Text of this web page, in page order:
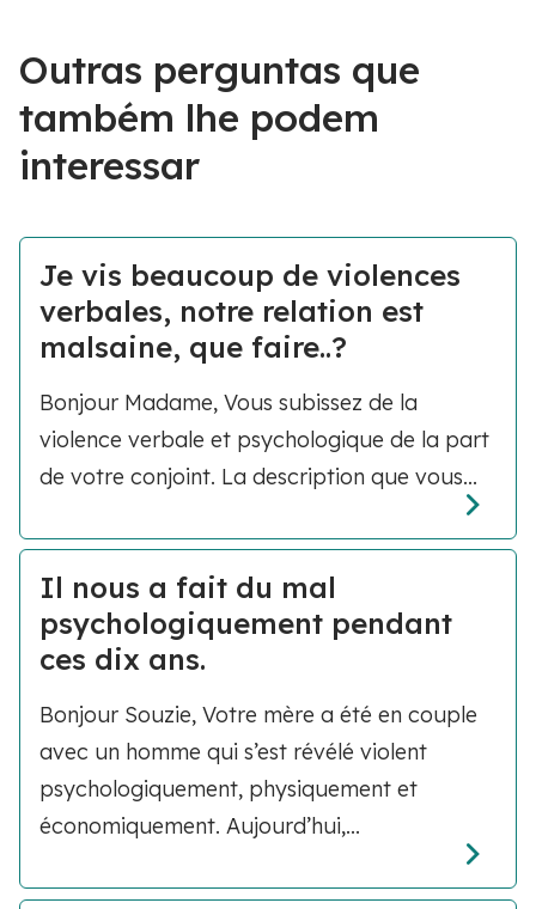
Outras perguntas que
também lhe podem
interessar
Je vis beaucoup de violences
verbales, notre relation est
malsaine, que faire..?
Bonjour Madame, Vous subissez de la
violence verbale et psychologique de la part
de votre conjoint. La description que vous...
Il nous a fait du mal
psychologiquement pendant
ces dix ans.
Bonjour Souzie, Votre mère a été en couple
avec un homme qui s’est révélé violent
psychologiquement, physiquement et
économiquement. Aujourd’hui,...